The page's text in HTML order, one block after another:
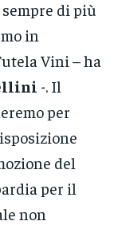
di più
in
Vini – ha
-. Il
per
del
per il
non